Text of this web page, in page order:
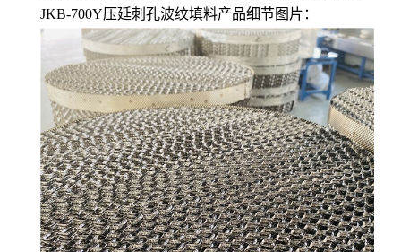
JKB-700Y压延刺孔波纹填料产品细节图片：